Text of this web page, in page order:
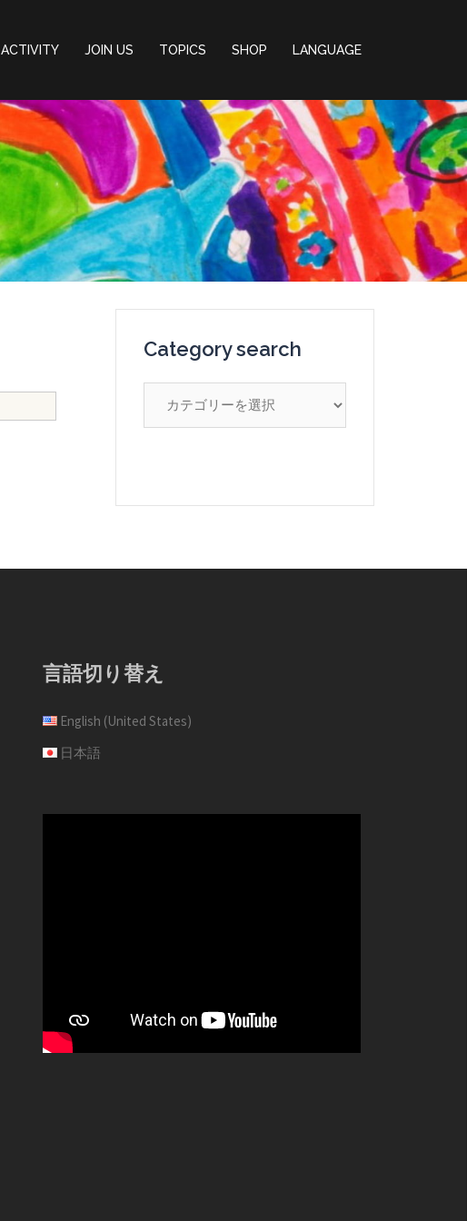
ACTIVITY JOIN US TOPICS SHOP LANGUAGE
Category search
search
言語切り替え
English (United States)
日本語